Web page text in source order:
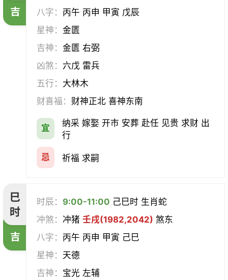
吉
八字： 丙午 丙申 甲寅 戊辰
星神：金匮
吉神：金匮 右弼
凶煞： 六戊 雷兵
五行： 大林木
财喜福： 财神正北 喜神东南
宜
纳采 嫁娶 开市 安葬 赴任 见贵 求财 出
行
忌 祈福 求嗣
巳
时
吉
时辰： 9:00-11:00 己巳时 生肖蛇
冲煞：冲猪壬戌(1982,2042) 煞东
八字： 丙午 丙申 甲寅 己巳
星神： 天德
吉神： 宝光 左辅